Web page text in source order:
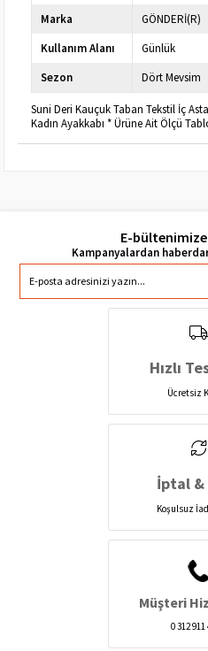
Marka
GÖNDERİ(R)
Kullanım Alanı
Günlük
Sezon
Dört Mevsim
Suni Deri Kauçuk Taban Tekstil İç
Kadın Ayakkabı * Ürüne Ait Ölçü
E-
Hızlı
Ücretsiz
İptal &
Koşulsuz
Müşteri
0 312 911